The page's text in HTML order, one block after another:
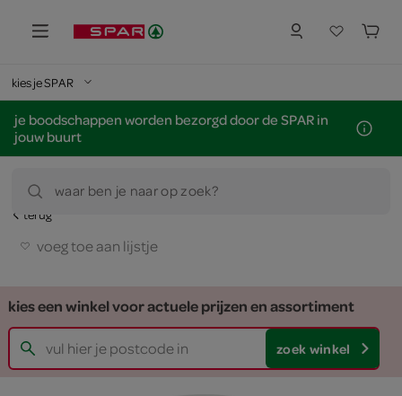
kies je SPAR
je boodschappen worden bezorgd door de SPAR in
jouw buurt
waar ben je naar op zoek?
terug
voeg toe aan lijstje
kies een winkel voor actuele prijzen en assortiment
zoek winkel